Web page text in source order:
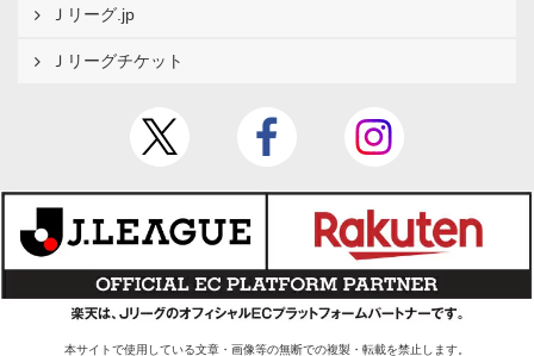
Ｊリーグ.jp
Ｊリーグチケット
本サイトで使用している文章・画像等の無断での複製・転載を禁止します。